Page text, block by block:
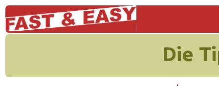
Die